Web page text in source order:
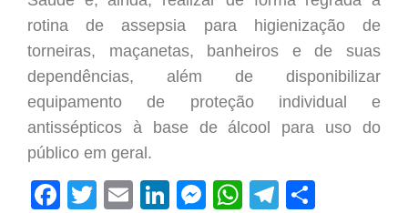
rotina de assepsia para higienizaçãode
torneiras, maçanetas, banheiros e de suas
dependências, além de disponibilizar
equipamento de proteção individual e
antissépticos à base de álcool para uso do
público em geral.
Facebook
Twitter
EmailLinkedIn
Messenger
WhatsApp
Telegram